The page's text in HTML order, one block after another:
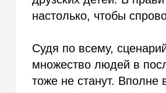
настолько, чтобы
Судя по всему,
множество людей в
тоже не станут. Вполне